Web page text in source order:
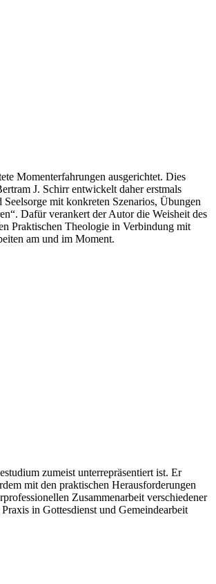
Momenterfahrungen ausgerichtet. Dies
J. Schirr entwickelt daher erstmals
mit konkreten Szenarios, Übungen
Dafür verankert der Autor die Weisheit des
Praktischen Theologie in Verbindung mit
am und im Moment.
zumeist unterrepräsentiert ist. Er
mit den praktischen Herausforderungen
Zusammenarbeit verschiedener
in Gottesdienst und Gemeindearbeit